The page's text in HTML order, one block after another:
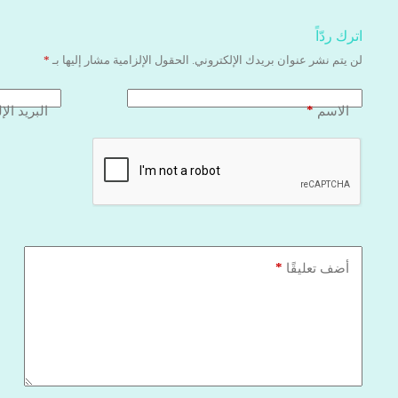
اترك ردّاً
لن يتم نشر عنوان بريدك الإلكتروني. الحقول الإلزامية مشار إليها بـ *
الاسم* البريد
أضف تعليقًا *